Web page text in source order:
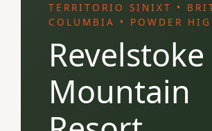
TERRITORIO SINIXT •
COLUMBIA • POWDER
Revelstoke
Mountain